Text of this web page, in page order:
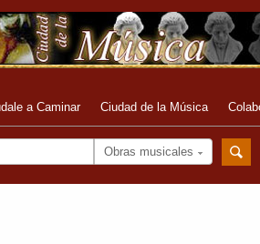
a Caminar Ciudad de la Música
Obras musicales